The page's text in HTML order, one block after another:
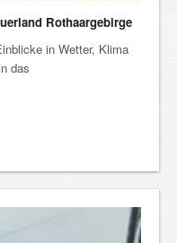
Rothaargebirge
in Wetter, Klima
das